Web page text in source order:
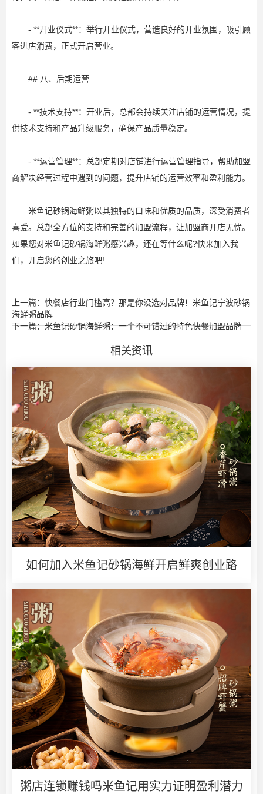
- **开业仪式**：举行开业仪式，营造良好的开业氛围，吸引顾
客进店消费，正式开启营业。
## 八、后期运营
- **技术支持**：开业后，总部会持续关注店铺的运营情况，提
供技术支持和产品升级服务，确保产品质量稳定。
- **运营管理**：总部定期对店铺进行运营管理指导，帮助加盟
商解决经营过程中遇到的问题，提升店铺的运营效率和盈利能力。
米鱼记砂锅海鲜粥以其独特的口味和优质的品质，深受消费者
喜爱。总部全方位的支持和完善的加盟流程，让加盟商开店无忧。
如果您对米鱼记砂锅海鲜粥感兴趣，还在等什么呢?快来加入我
们，开启您的创业之旅吧!
上一篇：快餐店行业门槛高？那是你没选对品牌！米鱼记宁波砂锅
海鲜粥品牌
下一篇：米鱼记砂锅海鲜粥：一个不可错过的特色快餐加盟品牌
相关资讯
如何加入米鱼记砂锅海鲜开启鲜爽创业路
粥店连锁赚钱吗米鱼记用实力证明盈利潜力